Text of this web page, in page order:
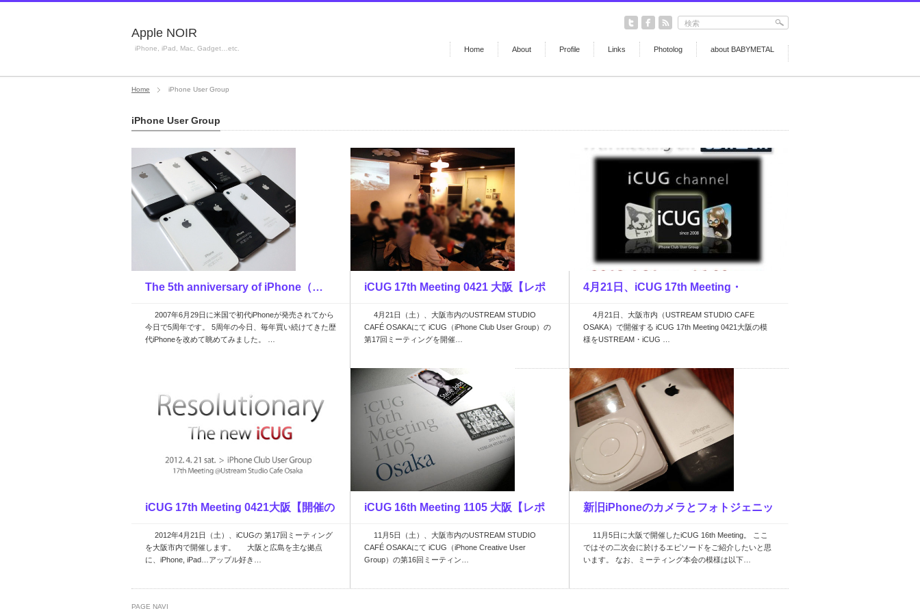
Apple NOIR
iPhone, iPad, Mac, Gadget…etc. Home About Profile Links Photolog about BABYMETAL
Home iPhone User Group
iPhone User Group
The 5th anniversary of iPhone（…
2007年6月29日に米国で初代iPhoneが発売されてから
今日で5周年です。 5周年の今日、毎年買い続けてきた歴
代iPhoneを改めて眺めてみました。 …
iCUG 17th Meeting 0421 大阪【レポ
ート…
4月21日（土）、大阪市内のUSTREAM STUDIO
CAFÉ OSAKAにて iCUG（iPhone Club User Group）の
第17回ミーティングを開催…
4月21日、iCUG 17th Meeting・
USTREA…
4月21日、大阪市内（USTREAM STUDIO CAFE
OSAKA）で開催する iCUG 17th Meeting 0421大阪の模
様をUSTREAM・iCUG …
iCUG 17th Meeting 0421大阪【開催の
お知…
2012年4月21日（土）、iCUGの 第17回ミーティング
を大阪市内で開催します。 大阪と広島を主な拠点
に、iPhone, iPad…アップル好き…
iCUG 16th Meeting 1105 大阪【レポ
ート…
11月5日（土）、大阪市内のUSTREAM STUDIO
CAFÉ OSAKAにて iCUG（iPhone Creative User
Group）の第16回ミーティン…
新旧iPhoneのカメラとフォトジェニッ
ク（iCUG二次会こ…
11月5日に大阪で開催したiCUG 16th Meeting。 ここ
ではその二次会に於けるエピソードをご紹介したいと思
います。 なお、ミーティング本会の模様は以下…
PAGE NAVI